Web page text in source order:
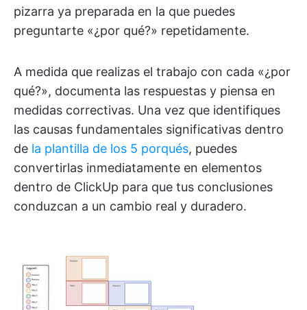
pizarra ya preparada en la que puedes
preguntarte «¿por qué?» repetidamente.
A medida que realizas el trabajo con cada «¿por
qué?», documenta las respuestas y piensa en
medidas correctivas. Una vez que identifiques
las causas fundamentales significativas dentro
de la plantilla de los 5 porqués, puedes
convertirlas inmediatamente en elementos
dentro de ClickUp para que tus conclusiones
conduzcan a un cambio real y duradero.